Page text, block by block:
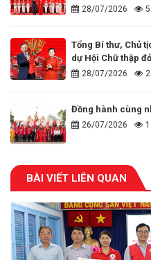
28/07/2026
Tổng Bí thư, Chủ
dự Hội Chữ thập
28/07/2026
Đồng hành cùng
26/07/2026
BÀI VIẾT LIÊN QUAN